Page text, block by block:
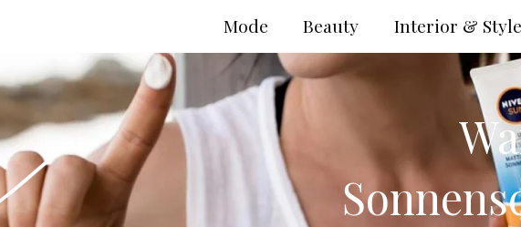
Interior & Style
Beauty
Mode